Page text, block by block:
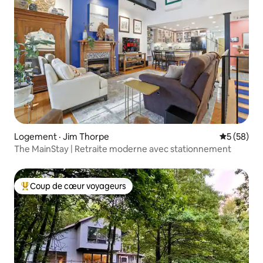
Logement · Jim Thorpe Note
5 (58)
The MainStay | Retraite moderne avec stationnement
Coup de cœur voyageurs parmi les plus aimés
Coup de cœur voyageurs